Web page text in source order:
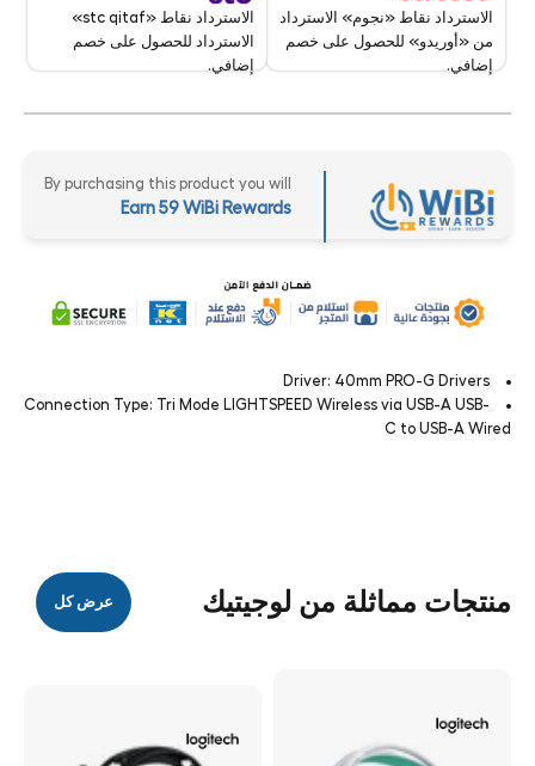
الاسترداد نقاط «نجوم» الاسترداد
من «أوريدو» للحصول على خصم
إضافي.
الاسترداد نقاط «stc qitaf»
الاسترداد للحصول على خصم
إضافي.
By purchasing this product you will
Earn 59 WiBi Rewards
Driver: 40mm PRO-G Drivers
Connection Type: Tri Mode LIGHTSPEED Wireless via USB-A USB-
C to USB-A Wired
منتجات مماثلة من لوجيتيك عرض كل